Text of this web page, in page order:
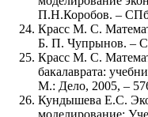
П.Н.Коробов. –
Красс М. С.
Б. П. Чупрынов. –
Красс М. С.
бакалаврата:
М.: Дело, 2005, –
Кундышева Е.С.
моделирование: